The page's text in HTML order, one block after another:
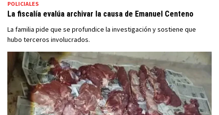
POLICIALES
La fiscalía evalúa archivar la causa de Emanuel Centeno
La familia pide que se profundice la investigación y sostiene que
hubo terceros involucrados.